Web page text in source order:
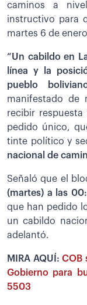
caminos a
instructivo para
martes 6 de
“Un cabildo en
línea y la
pueblo
manifestado de
recibir
pedido único,
tinte político y
nacional de
Señaló que el
(martes) a las
que han pedido
un cabildo
adelantó.
MIRA AQUÍ:COB
Gobierno para
5503